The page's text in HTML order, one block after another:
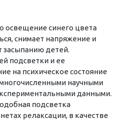
освещение синего цвета
снимает напряжение и
засыпанию детей.
подсветки и ее
на психическое состояние
научными
данными.
подсветка
релаксации, в качестве